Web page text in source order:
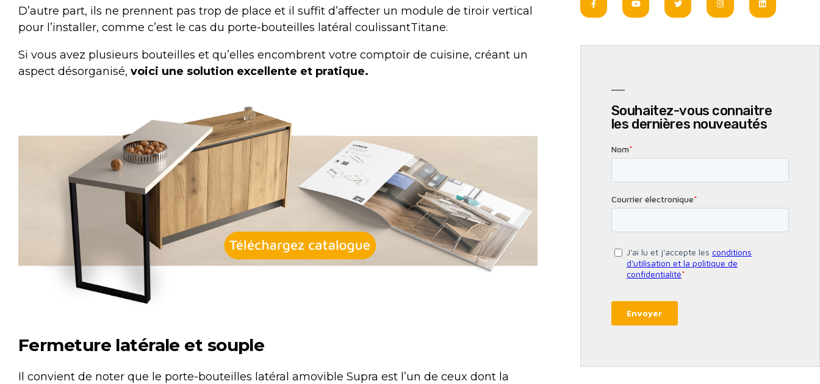
D’autre part, ils ne prennent pas trop de place et il suffit d’affecter un module de tiroir vertical
pour l’installer, comme c’est le cas du porte-bouteilles latéral coulissantTitane.
Si vous avez plusieurs bouteilles et qu’elles encombrent votre comptoir de cuisine, créant un
aspect désorganisé, voici une solution excellente et pratique.
Fermeture latérale et souple
Il convient de noter que le porte-bouteilles latéral amovible Supra est l’un de ceux dont la
Souhaitez-vous connaitre
les dernières nouveautés